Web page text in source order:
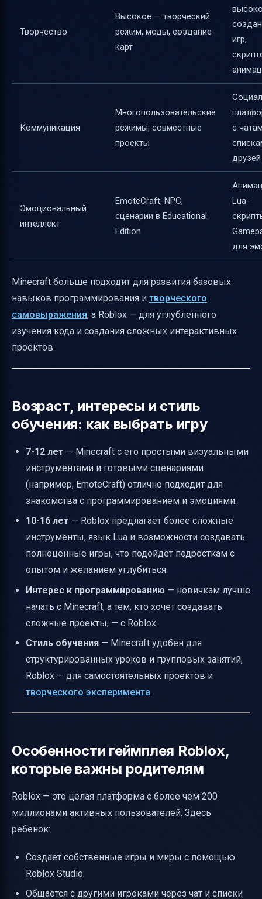
Творчество
Высокое — творческий
режим, моды, создание
карт
игр,
Коммуникация
Многопользовательские
режимы, совместные
проекты
с
друзей
Эмоциональный
интеллект
EmoteCraft, NPC,
сценарии в Educational
Edition
Lua-
для
Minecraft больше подходит для развития базовых
навыков программирования и творческого
самовыражения, а Roblox — для углубленного
изучения кода и создания сложных интерактивных
проектов.
Возраст, интересы и стиль
обучения: как выбрать игру
7-12 лет — Minecraft с его простыми визуальными
инструментами и готовыми сценариями
(например, EmoteCraft) отлично подходит для
знакомства с программированием и эмоциями.
10-16 лет — Roblox предлагает более сложные
инструменты, язык Lua и возможности создавать
полноценные игры, что подойдет подросткам с
опытом и желанием углубиться.
Интерес к программированию — новичкам лучше
начать с Minecraft, а тем, кто хочет создавать
сложные проекты, — с Roblox.
Стиль обучения — Minecraft удобен для
структурированных уроков и групповых занятий,
Roblox — для самостоятельных проектов и
творческого эксперимента.
Особенности геймплея Roblox,
которые важны родителям
Roblox — это целая платформа с более чем 200
миллионами активных пользователей. Здесь
ребенок:
Создает собственные игры и миры с помощью
Roblox Studio.
Общается с другими игроками через чат и списки